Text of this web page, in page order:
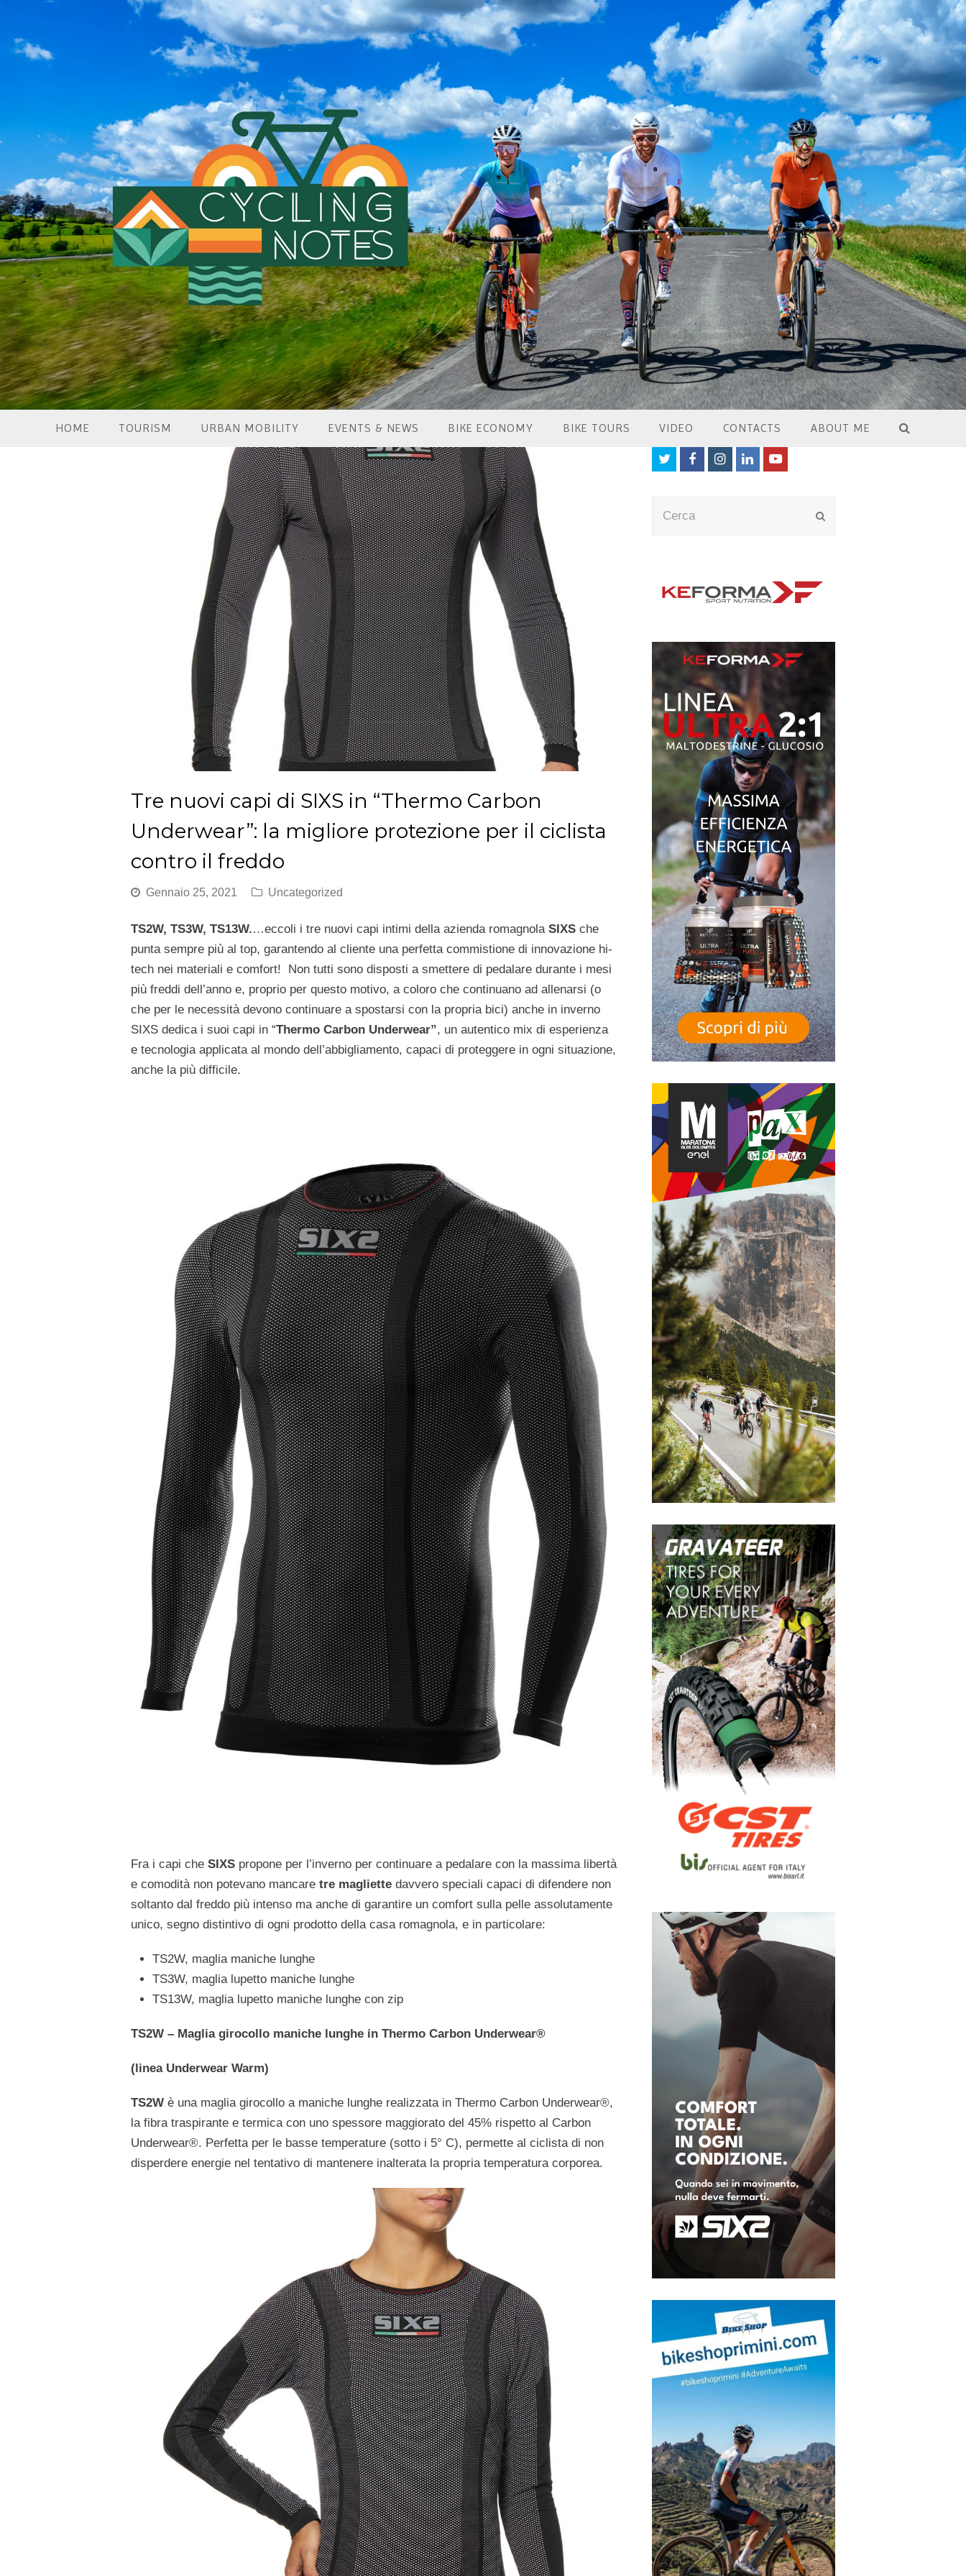
HOME TOURISM URBAN MOBILITY EVENTS & NEWS BIKE ECONOMY BIKE TOURS VIDEO CONTACTS ABOUT ME
Tre nuovi capi di SIXS in “Thermo Carbon
Underwear”: la migliore protezione per il ciclista
contro il freddo
Gennaio 25, 2021 Uncategorized
TS2W, TS3W, TS13W.…eccoli i tre nuovi capi intimi della azienda romagnola SIXS che
punta sempre più al top, garantendo al cliente una perfetta commistione di innovazione hi-
tech nei materiali e comfort! Non tutti sono disposti a smettere di pedalare durante i mesi
più freddi dell’anno e, proprio per questo motivo, a coloro che continuano ad allenarsi (o
che per le necessità devono continuare a spostarsi con la propria bici) anche in inverno
SIXS dedica i suoi capi in “Thermo Carbon Underwear”, un autentico mix di esperienza
e tecnologia applicata al mondo dell’abbigliamento, capaci di proteggere in ogni situazione,
anche la più difficile.
Fra i capi che SIXS propone per l’inverno per continuare a pedalare con la massima libertà
e comodità non potevano mancare tre magliette davvero speciali capaci di difendere non
soltanto dal freddo più intenso ma anche di garantire un comfort sulla pelle assolutamente
unico, segno distintivo di ogni prodotto della casa romagnola, e in particolare:
TS2W, maglia maniche lunghe
TS3W, maglia lupetto maniche lunghe
TS13W, maglia lupetto maniche lunghe con zip
TS2W – Maglia girocollo maniche lunghe in Thermo Carbon Underwear®
(linea Underwear Warm)
TS2W è una maglia girocollo a maniche lunghe realizzata in Thermo Carbon Underwear®,
la fibra traspirante e termica con uno spessore maggiorato del 45% rispetto al Carbon
Underwear®. Perfetta per le basse temperature (sotto i 5° C), permette al ciclista di non
disperdere energie nel tentativo di mantenere inalterata la propria temperatura corporea.
TwitterFacebookInstagram
LinkedInYoutube